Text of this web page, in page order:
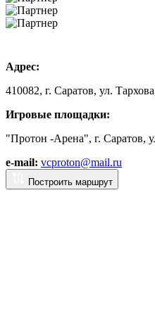
Адрес:
410082, г. Саратов, ул.
Игровые площадки:
"Протон -Арена", г. Саратов,
e-mail: vcproton@mail.ru
Построить маршрут